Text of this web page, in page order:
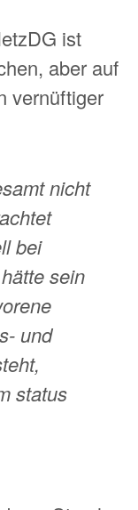
ist
aber auf
vernüftiger
nicht
bei
sein
und
status